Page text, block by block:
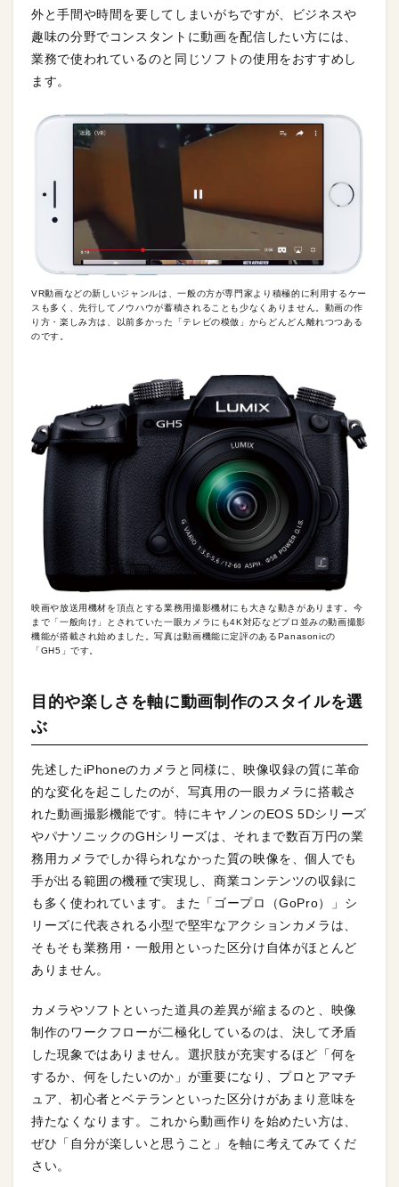
外と手間や時間を要してしまいがちですが、ビジネスや
趣味の分野でコンスタントに動画を配信したい方には、
業務で使われているのと同じソフトの使用をおすすめし
ます。
VR動画などの新しいジャンルは、一般の方が専門家より積極的に利用するケー
スも多く、先行してノウハウが蓄積されることも少なくありません。動画の作
り方・楽しみ方は、以前多かった「テレビの模倣」からどんどん離れつつある
のです。
映画や放送用機材を頂点とする業務用撮影機材にも大きな動きがあります。今
まで「一般向け」とされていた一眼カメラにも4K対応などプロ並みの動画撮影
機能が搭載され始めました。写真は動画機能に定評のあるPanasonicの
「GH5」です。
目的や楽しさを軸に動画制作のスタイルを選
ぶ
先述したiPhoneのカメラと同様に、映像収録の質に革命
的な変化を起こしたのが、写真用の一眼カメラに搭載さ
れた動画撮影機能です。特にキヤノンのEOS 5Dシリーズ
やパナソニックのGHシリーズは、それまで数百万円の業
務用カメラでしか得られなかった質の映像を、個人でも
手が出る範囲の機種で実現し、商業コンテンツの収録に
も多く使われています。また「ゴープロ（GoPro）」シ
リーズに代表される小型で堅牢なアクションカメラは、
そもそも業務用・一般用といった区分け自体がほとんど
ありません。
カメラやソフトといった道具の差異が縮まるのと、映像
制作のワークフローが二極化しているのは、決して矛盾
した現象ではありません。選択肢が充実するほど「何を
するか、何をしたいのか」が重要になり、プロとアマチ
ュア、初心者とベテランといった区分けがあまり意味を
持たなくなります。これから動画作りを始めたい方は、
ぜひ「自分が楽しいと思うこと」を軸に考えてみてくだ
さい。